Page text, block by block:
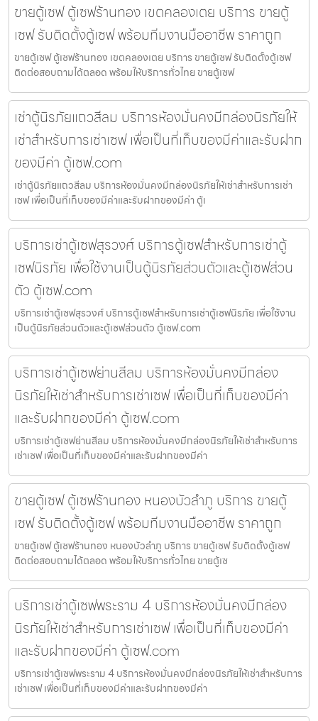
ขายตู้เซฟ ตู้เซฟร้านทอง เขตคลองเตย บริการ ขายตู้
เซฟ รับติดตั้งตู้เซฟ พร้อมทีมงานมืออาชีพ ราคาถูก
ขายตู้เซฟ ตู้เซฟร้านทอง เขตคลองเตย บริการ ขายตู้เซฟ รับติดตั้งตู้เซฟ
ติดต่อสอบถามได้ตลอด พร้อมให้บริการทั่วไทย ขายตู้เซฟ
เช่าตู้นิรภัยแถวสีลม บริการห้องมั่นคงมีกล่องนิรภัยให้
เช่าสำหรับการเช่าเซฟ เพื่อเป็นที่เก็บของมีค่าและรับฝาก
ของมีค่า ตู้เซฟ.com
เช่าตู้นิรภัยแถวสีลม บริการห้องมั่นคงมีกล่องนิรภัยให้เช่าสำหรับการเช่า
เซฟ เพื่อเป็นที่เก็บของมีค่าและรับฝากของมีค่า ตู้เ
บริการเช่าตู้เซฟสุรวงศ์ บริการตู้เซฟสำหรับการเช่าตู้
เซฟนิรภัย เพื่อใช้งานเป็นตู้นิรภัยส่วนตัวและตู้เซฟส่วน
ตัว ตู้เซฟ.com
บริการเช่าตู้เซฟสุรวงศ์ บริการตู้เซฟสำหรับการเช่าตู้เซฟนิรภัย เพื่อใช้งาน
เป็นตู้นิรภัยส่วนตัวและตู้เซฟส่วนตัว ตู้เซฟ.com
บริการเช่าตู้เซฟย่านสีลม บริการห้องมั่นคงมีกล่อง
นิรภัยให้เช่าสำหรับการเช่าเซฟ เพื่อเป็นที่เก็บของมีค่า
และรับฝากของมีค่า ตู้เซฟ.com
บริการเช่าตู้เซฟย่านสีลม บริการห้องมั่นคงมีกล่องนิรภัยให้เช่าสำหรับการ
เช่าเซฟ เพื่อเป็นที่เก็บของมีค่าและรับฝากของมีค่า
ขายตู้เซฟ ตู้เซฟร้านทอง หนองบัวลำภู บริการ ขายตู้
เซฟ รับติดตั้งตู้เซฟ พร้อมทีมงานมืออาชีพ ราคาถูก
ขายตู้เซฟ ตู้เซฟร้านทอง หนองบัวลำภู บริการ ขายตู้เซฟ รับติดตั้งตู้เซฟ
ติดต่อสอบถามได้ตลอด พร้อมให้บริการทั่วไทย ขายตู้เซ
บริการเช่าตู้เซฟพระราม 4 บริการห้องมั่นคงมีกล่อง
นิรภัยให้เช่าสำหรับการเช่าเซฟ เพื่อเป็นที่เก็บของมีค่า
และรับฝากของมีค่า ตู้เซฟ.com
บริการเช่าตู้เซฟพระราม 4 บริการห้องมั่นคงมีกล่องนิรภัยให้เช่าสำหรับการ
เช่าเซฟ เพื่อเป็นที่เก็บของมีค่าและรับฝากของมีค่า